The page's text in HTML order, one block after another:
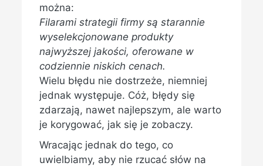
można:
Filarami strategii firmy są starannie
wyselekcjonowane produkty
najwyższej jakości, oferowane w
codziennie niskich cenach.
Wielu błędu nie dostrzeże, niemniej
jednak występuje. Cóż, błędy się
zdarzają, nawet najlepszym, ale warto
je korygować, jak się je zobaczy.
Wracając jednak do tego, co
uwielbiamy, aby nie rzucać słów na